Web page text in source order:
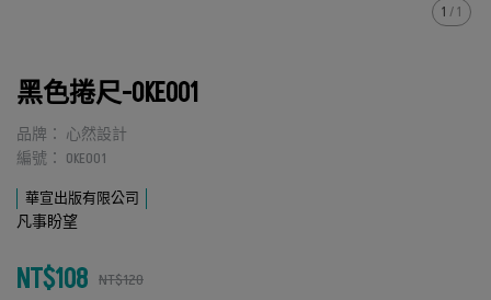
1 /1
黑色捲尺-OKE001
品牌： 心然設計
編號： OKE001
華宣出版有限公司
凡事盼望
NT$108 NT$120